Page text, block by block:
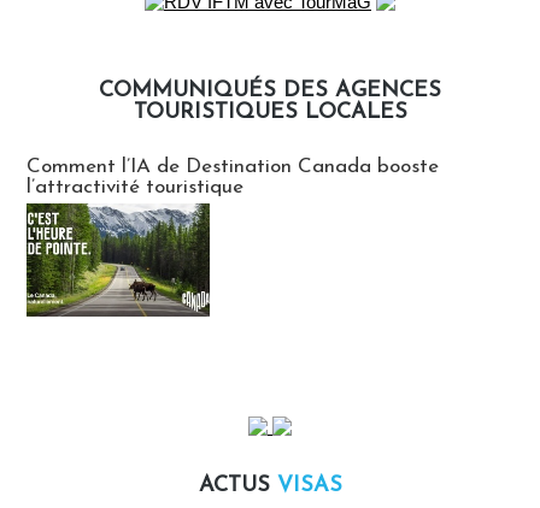
COMMUNIQUÉS DES AGENCES
TOURISTIQUES LOCALES
Comment l’IA de Destination Canada booste
l’attractivité touristique
ACTUS VISAS